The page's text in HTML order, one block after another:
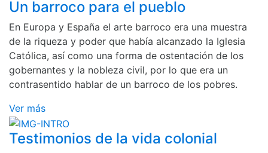
Un barroco para el pueblo
En Europa y España el arte barroco era una muestra
de la riqueza y poder que había alcanzado la Iglesia
Católica, así como una forma de ostentación de los
gobernantes y la nobleza civil, por lo que era un
contrasentido hablar de un barroco de los pobres.
Ver más
Testimonios de la vida colonial